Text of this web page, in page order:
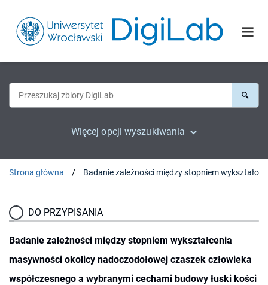
Więcej opcji wyszukiwania
Strona główna
DO PRZYPISANIA
Badanie zależności między stopniem wykształcenia
masywności okolicy nadoczodołowej czaszek człowieka
współczesnego a wybranymi cechami budowy łuski kości